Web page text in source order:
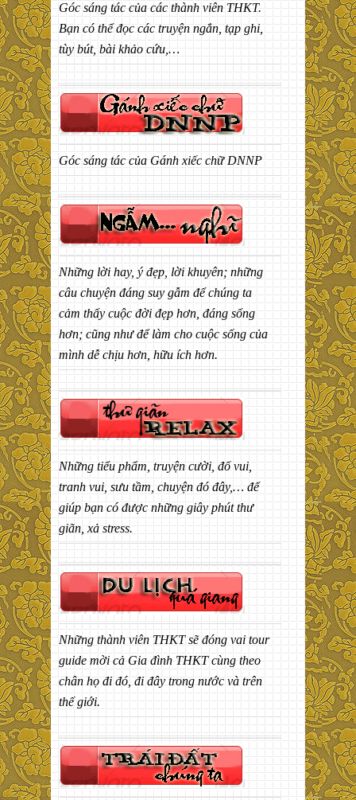
Góc sáng tác của các thành viên THKT.
Bạn có thể đọc các truyện ngắn, tạp ghi,
tùy bút, bài khảo cứu,…
Góc sáng tác của Gánh xiếc chữ DNNP
Những lời hay, ý đẹp, lời khuyên; những
câu chuyện đáng suy gẫm để chúng ta
cảm thấy cuộc đời đẹp hơn, đáng sống
hơn; cũng như để làm cho cuộc sống của
mình dễ chịu hơn, hữu ích hơn.
Những tiểu phẩm, truyện cười, đố vui,
tranh vui, sưu tầm, chuyện đó đây,… để
giúp bạn có được những giây phút thư
giãn, xả stress.
Những thành viên THKT sẽ đóng vai tour
guide mời cả Gia đình THKT cùng theo
chân họ đi đó, đi đây trong nước và trên
thế giới.